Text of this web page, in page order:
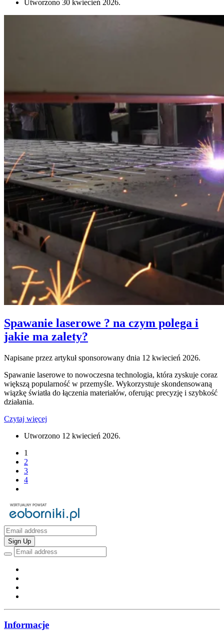
Utworzono 30 kwiecień 2026.
Spawanie laserowe ? na czym polega i
jakie ma zalety?
Napisane przez artykuł sponsorowany dnia 12 kwiecień 2026.
Spawanie laserowe to nowoczesna technologia, która zyskuje coraz
większą popularność w przemyśle. Wykorzystuje skondensowaną
wiązkę światła do łączenia materiałów, oferując precyzję i szybkość
działania.
Czytaj więcej
Utworzono 12 kwiecień 2026.
1
2
3
4
Sign Up
Informacje